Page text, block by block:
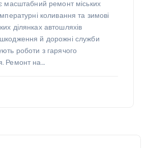
масштабний ремонт міських
коливання та зимові
ділянках автошляхів
й дорожні служби
роботи з гарячого
Ремонт на…